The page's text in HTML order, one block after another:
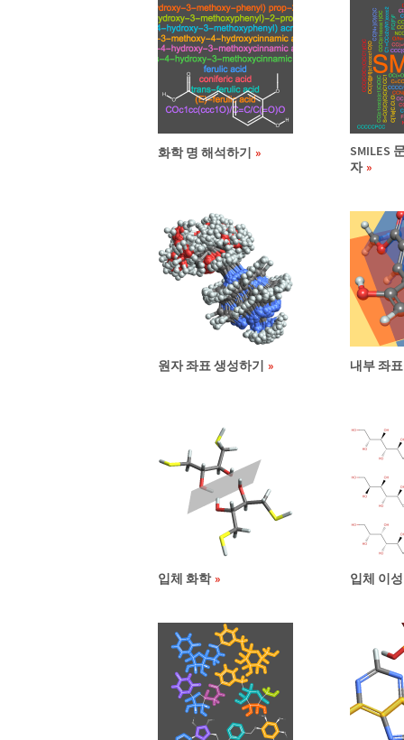
화학 명 해석하기
SMILES
자
원자 좌표 생성하기 내부 좌
입체 화학 입체 이